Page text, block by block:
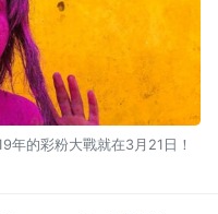
年的彩粉大戰就在3月21日！